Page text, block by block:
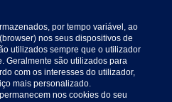
por tempo variável, ao
nos seus dispositivos de
utilizados sempre que o utilizador
Geralmente são utilizados para
com os interesses do utilizador,
mais personalizado.
nos cookies do seu